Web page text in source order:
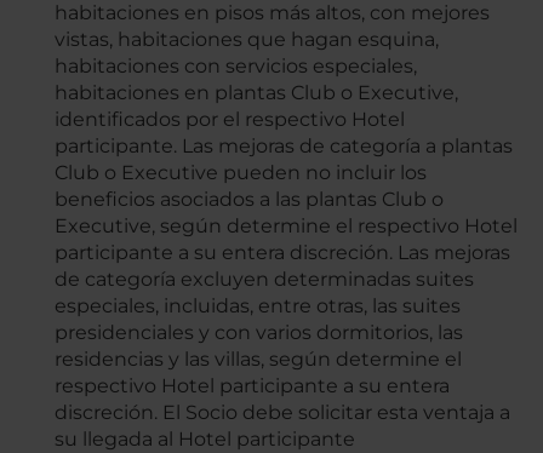
habitaciones en pisos más altos, con mejores
vistas, habitaciones que hagan esquina,
habitaciones con servicios especiales,
habitaciones en plantas Club o Executive,
identificados por el respectivo Hotel
participante. Las mejoras de categoría a plantas
Club o Executive pueden no incluir los
beneficios asociados a las plantas Club o
Executive, según determine el respectivo Hotel
participante a su entera discreción. Las mejoras
de categoría excluyen determinadas suites
especiales, incluidas, entre otras, las suites
presidenciales y con varios dormitorios, las
residencias y las villas, según determine el
respectivo Hotel participante a su entera
discreción. El Socio debe solicitar esta ventaja a
su llegada al Hotel participante